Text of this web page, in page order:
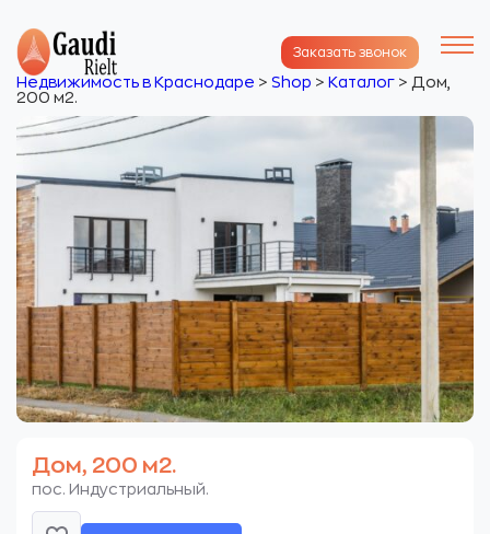
Заказать звонок
Недвижимость в Краснодаре > Shop > Каталог > Дом,
200 м2.
Дом, 200 м2.
пос. Индустриальный.